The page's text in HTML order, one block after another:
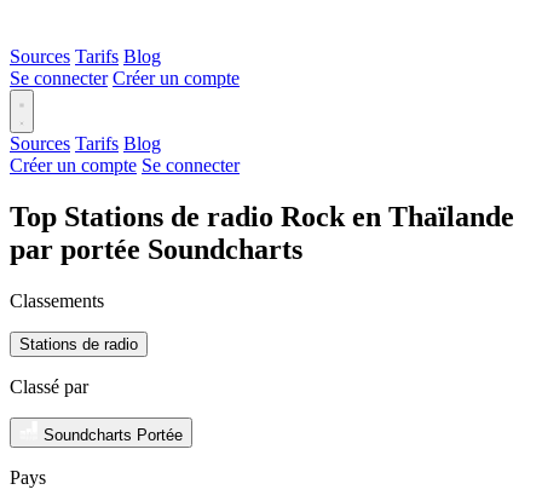
Sources Tarifs Blog
Se connecter Créer un compte
Sources Tarifs Blog
Créer un compte Se connecter
Top Stations de radio Rock en Thaïlande
par portée Soundcharts
Classements
Stations de radio
Classé par
Soundcharts Portée
Pays